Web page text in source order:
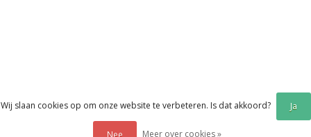
Wij slaan cookies op om onze website te verbeteren. Is dat akkoord? Ja
Nee Meer over cookies »